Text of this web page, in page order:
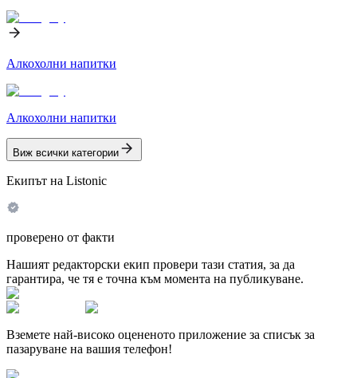
Алкохолни напитки
Алкохолни напитки
Виж всички категории
Екипът на Listonic
проверено от факти
Нашият редакторски екип провери тази статия, за да
гарантира, че тя е точна към момента на публикуване.
Вземете най-високо оцененото приложение за списък за
пазаруване на вашия телефон!